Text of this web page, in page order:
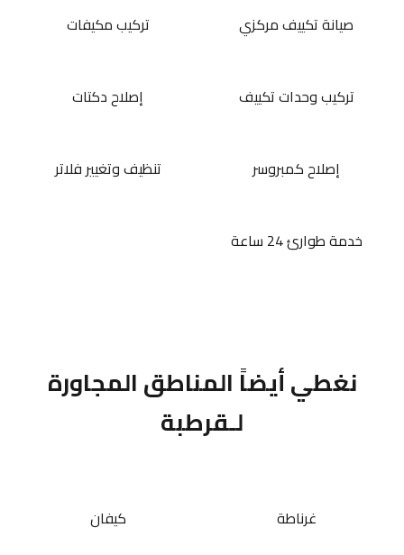
صيانة تكييف مركزي تركيب مكيفات
تركيب وحدات تكييف إصلاح دكتات
إصلاح كمبروسر تنظيف وتغيير فلاتر
خدمة طوارئ 24 ساعة
نغطي أيضاً المناطق المجاورة
لـقرطبة
غرناطة كيفان